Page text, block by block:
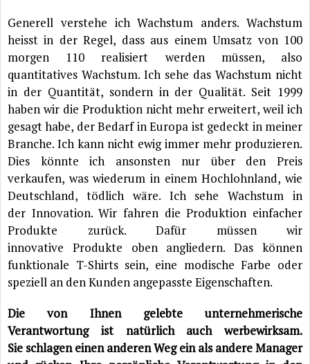
Generell verstehe ich Wachstum anders. Wachstum
heisst in der Regel, dass aus einem Umsatz von 100
morgen 110 realisiert werden müssen, also
quantitatives Wachstum. Ich sehe das Wachstum nicht
in der Quantität, sondern in der Qualität. Seit 1999
haben wir die Produktion nicht mehr erweitert, weil ich
gesagt habe, der Bedarf in Europa ist gedeckt in meiner
Branche. Ich kann nicht ewig immer mehr produzieren.
Dies könnte ich ansonsten nur über den Preis
verkaufen, was wiederum in einem Hochlohnland, wie
Deutschland, tödlich wäre. Ich sehe Wachstum in
der Innovation. Wir fahren die Produktion einfacher
Produkte zurück. Dafür müssen wir
innovative Produkte oben angliedern. Das können
funktionale T-Shirts sein, eine modische Farbe oder
speziell an den Kunden angepasste Eigenschaften.
Die von Ihnen gelebte unternehmerische
Verantwortung ist natürlich auch werbewirksam.
Sie schlagen einen anderen Weg ein als andere Manager